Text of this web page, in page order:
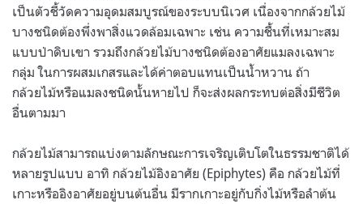
เป็นตัวชี้วัดความอุดมสมบูรณ์ของระบบนิเวศ เนื่องจากกล้วยไม้
บางชนิดต้องพึ่งพาสิ่งแวดล้อมเฉพาะ เช่น ความชื้นที่เหมาะสม
แบบป่าดิบเขา รวมถึงกล้วยไม้บางชนิดต้องอาศัยแมลงเฉพาะ
กลุ่ม ในการผสมเกสรและได้ค่าตอบแทนเป็นน้ำหวาน ถ้า
กล้วยไม้หรือแมลงชนิดนั้นหายไป ก็จะส่งผลกระทบต่อสิ่งมีชีวิต
อื่นตามมา
กล้วยไม้สามารถแบ่งตามลักษณะการเจริญเติบโตในธรรมชาติได้
หลายรูปแบบ อาทิ กล้วยไม้อิงอาศัย (Epiphytes) คือ กล้วยไม้ที่
เกาะหรืออิงอาศัยอยู่บนต้นอื่น มีรากเกาะอยู่กับกิ่งไม้หรือลำต้น